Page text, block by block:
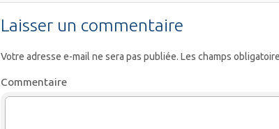
Laisser un commentaire
Votre adresse e-mail ne sera pas publiée. Les champs
Commentaire